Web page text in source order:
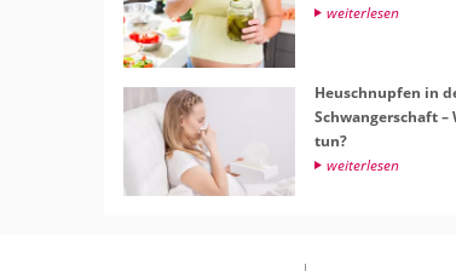
wei­ter­le­sen
Heu­schnup­fen in
Schwan­ger­schaft –
tun?
wei­ter­le­sen